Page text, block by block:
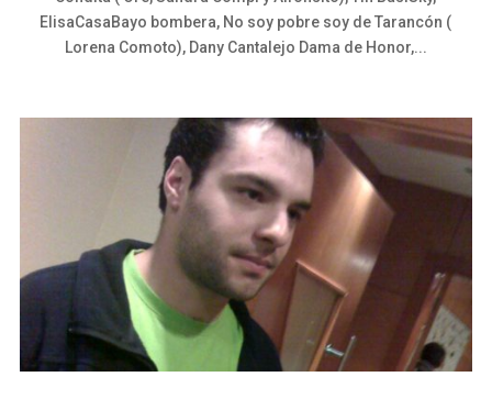
ElisaCasaBayo bombera, No soy pobre soy de Tarancón (
Lorena Comoto), Dany Cantalejo Dama de Honor,...